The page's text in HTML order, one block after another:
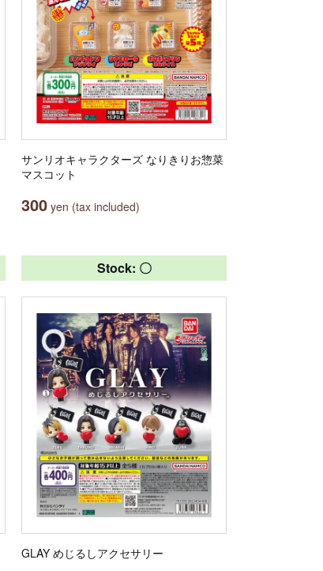
サンリオキャラクターズ なりきりお惣菜
マスコット
300 yen (tax included)
Stock: 〇
GLAY めじるしアクセサリー